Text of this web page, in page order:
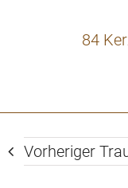
84
Vorheriger